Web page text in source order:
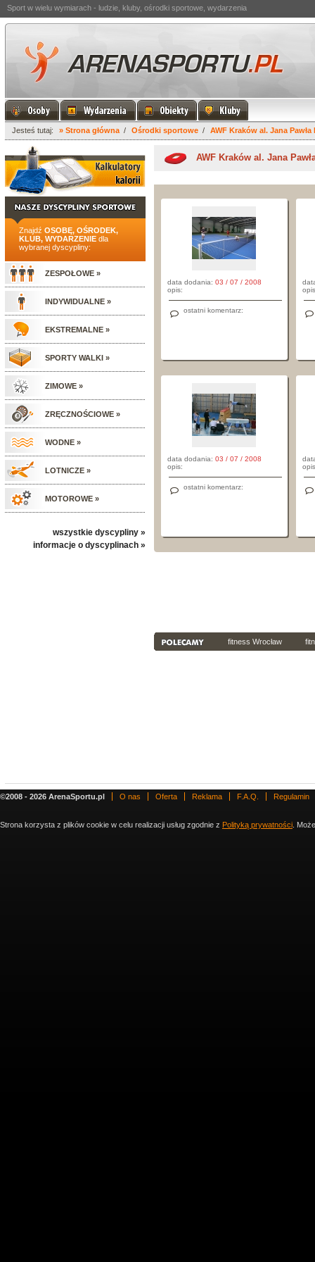
Sport w wielu wymiarach - ludzie, kluby, ośrodki sportowe, wydarzenia
Jesteś tutaj: » Strona główna / Ośrodki sportowe / AWF Kraków al. Jana Pawła
Znajdź OSOBĘ, OŚRODEK,
KLUB, WYDARZENIE dla
wybranej dyscypliny:
ZESPOŁOWE »
INDYWIDUALNE »
EKSTREMALNE »
SPORTY WALKI »
ZIMOWE »
ZRĘCZNOŚCIOWE »
WODNE »
LOTNICZE »
MOTOROWE »
wszystkie dyscypliny »
informacje o dyscyplinach »
AWF Kraków al. Jana
data dodania: 03 / 07 / 2008
opis:
ostatni komentarz:
data dodania: 03 / 07 / 2008
opis:
ostatni komentarz:
fitness Wrocław
©2008 - 2026 ArenaSportu.pl O nas Oferta Reklama F.A.Q. Regulamin
Strona korzysta z plików cookie w celu realizacji usług zgodnie z Polityką prywatności .